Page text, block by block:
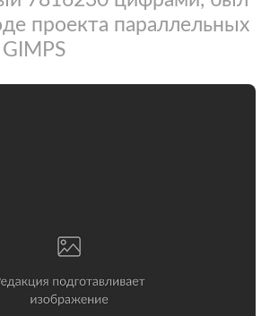
проекта параллельных